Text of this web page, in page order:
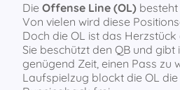
Die Offense Line (OL)
Von vielen wird diese
Doch die OL ist das
Sie beschützt den QB und
genügend Zeit, einen Pass zu
Laufspielzug blockt die OL